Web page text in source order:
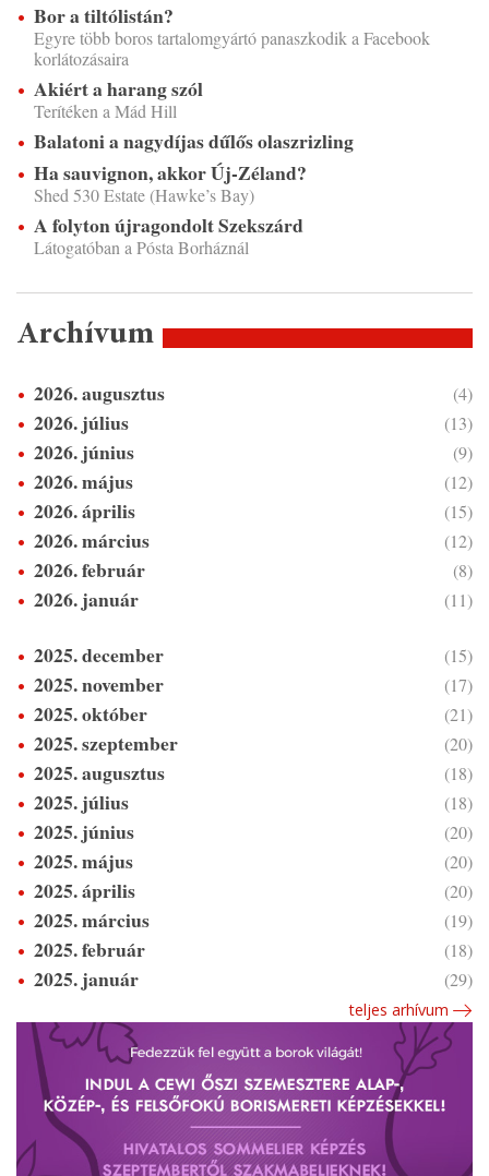
Bor a tiltólistán?
Egyre több boros tartalomgyártó panaszkodik a Facebook
korlátozásaira
Akiért a harang szól
Terítéken a Mád Hill
Balatoni a nagydíjas dűlős olaszrizling
Ha sauvignon, akkor Új-Zéland?
Shed 530 Estate (Hawke’s Bay)
A folyton újragondolt Szekszárd
Látogatóban a Pósta Borháznál
Archívum
2026. augusztus (4)
2026. július (13)
2026. június (9)
2026. május (12)
2026. április (15)
2026. március (12)
2026. február (8)
2026. január (11)
2025. december (15)
2025. november (17)
2025. október (21)
2025. szeptember (20)
2025. augusztus (18)
2025. július (18)
2025. június (20)
2025. május (20)
2025. április (20)
2025. március (19)
2025. február (18)
2025. január (29)
teljes arhívum